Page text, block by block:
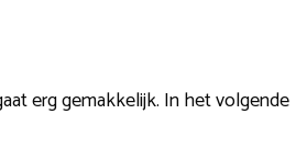
erg gemakkelijk. In het volgende